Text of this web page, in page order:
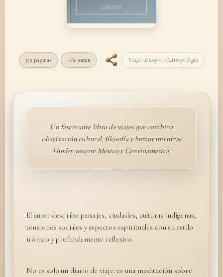
352 páginas ~6h 30min Viaje · Ensayo · Antropología
Un fascinante libro de viajes que combina
observación cultural, filosofía y humor mientras
Huxley recorre México y Centroamérica.
El autor describe paisajes, ciudades, culturas indígenas,
tensiones sociales y aspectos espirituales con su estilo
irónico y profundamente reflexivo.
No es solo un diario de viaje: es una meditación sobre